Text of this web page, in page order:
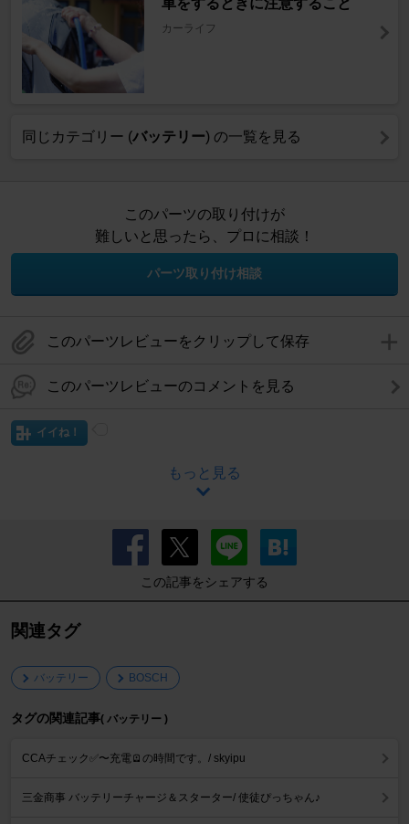
車をするときに注意すること
カーライフ
同じカテゴリー (バッテリー) の一覧を見る
このパーツの取り付けが
難しいと思ったら、プロに相談！
パーツ取り付け相談
このパーツレビューをクリップして保存
このパーツレビューのコメントを見る
イイね！
もっと見る
この記事をシェアする
関連タグ
バッテリー BOSCH
タグの関連記事( バッテリー )
CCAチェック✅〜充電🪫の時間です。/ skyipu
三金商事 バッテリーチャージ＆スターター/ 使徒ぴっちゃん♪